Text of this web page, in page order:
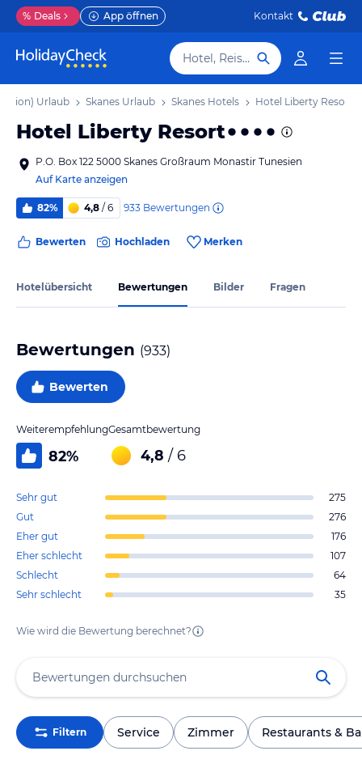
% Deals App öffnen Kontakt
Hotel, Reiseziel
Urlaub Skanes Urlaub Skanes Hotels Hotel Liberty Resort
Hotel Liberty Resort
P.O. Box 122 5000 Skanes Großraum Monastir Tunesien
Auf Karte anzeigen
82% 4,8 / 6 933 Bewertungen
Bewerten Hochladen Merken
Hotelübersicht Bewertungen Bilder Fragen
Bewertungen (933)
Bewerten
Weiterempfehlung
82%
Gesamtbewertung
4,8 / 6
Sehr gut
275
Gut
276
Eher gut
176
Eher schlecht
107
Schlecht
64
Sehr schlecht
35
Wie wird die Bewertung berechnet?
Filtern Service Zimmer Restaurants &